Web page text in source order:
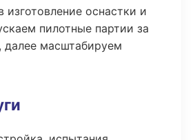
изготовление оснастки и
пилотные партии за
далее масштабируем